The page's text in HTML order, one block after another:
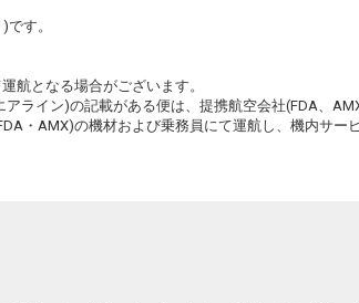
+12,200円
+17,300円
す。
航となる場合がございます。
アライン)の記載がある便は、提携航空会社(FDA、
・AMX)の機材および乗務員にて運航し、機内サー